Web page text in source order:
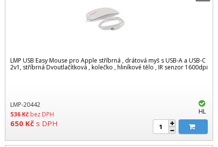
LMP USB Easy Mouse pro Apple stříbrná , drátová myš s USB-A a USB-C
2v1, stříbrná Dvoutlačítková , kolečko , hliníkové tělo , IR senzor 1600dpi
HL
LMP-20442
536 Kč bez DPH
650 Kč s DPH